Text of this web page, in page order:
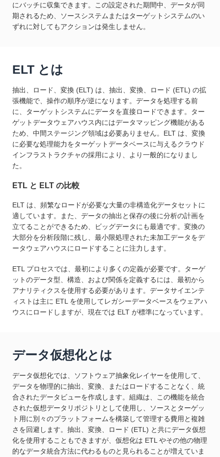
にバッチに収集できます。この設定された期間中、データが同
期されるため、ソースシステムまたはターゲットシステムのい
ずれに対してもアクションは発生しません。
ELT とは
抽出、ロード、変換 (ELT) は、抽出、変換、ロード (ETL) の拡
張機能で、操作の順序が逆になります。データを処理する前
に、ターゲットシステムにデータを直接ロードできます。ター
ゲットデータウェアハウス内にはデータマッピング機能がある
ため、中間ステージング領域は必要ありません。ELT は、変換
に必要な処理能力をターゲットデータベースに与えるクラウド
インフラストラクチャの採用により、より一般的になりまし
た。
ETL と ELT の比較
ELT は、頻繁なロードが必要な大量の非構造化データセットに
適しています。また、データの抽出と保存の後に分析の計画を
立てることができるため、ビッグデータにも最適です。変換の
大部分を分析段階に残し、最小限処理された未加工データをデ
ータウェアハウスにロードすることに注力します。
ETL プロセスでは、最初により多くの定義が必要です。ターゲ
ットのデータ型、構造、および関係を定義するには、最初から
アナリティクスを使用する必要があります。データサイエンテ
ィストは主に ETL を使用してレガシーデータベースをウェアハ
ウスにロードしますが、現在では ELT が標準になっています。
データ仮想化とは
データ仮想化では、ソフトウェア抽象化レイヤーを使用して、
データを物理的に抽出、変換、またはロードすることなく、統
合されたデータビューを作成します。組織は、この機能を統合
された仮想データリポジトリとして使用し、ソースとターゲッ
ト用に別々のプラットフォームを構築して管理する費用と複雑
さを回避します。抽出、変換、ロード (ETL) と共にデータ仮想
化を使用することもできますが、仮想化は ETL やその他の物理
的なデータ統合方法に代わるものと見られることが増えていま